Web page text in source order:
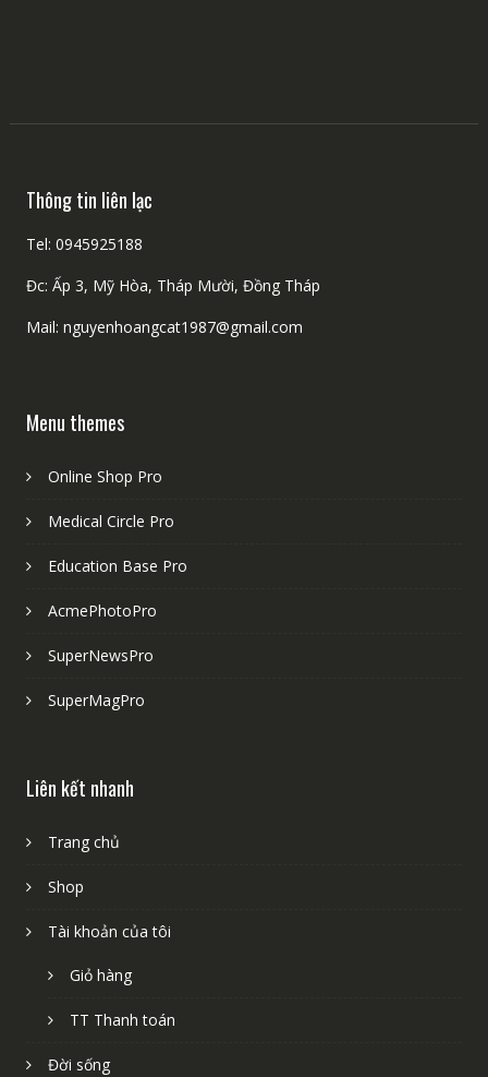
Thông tin liên lạc
Tel: 0945925188
Đc: Ấp 3, Mỹ Hòa, Tháp Mười, Đồng Tháp
Mail: nguyenhoangcat1987@gmail.com
Menu themes
Online Shop Pro
Medical Circle Pro
Education Base Pro
AcmePhotoPro
SuperNewsPro
SuperMagPro
Liên kết nhanh
Trang chủ
Shop
Tài khoản của tôi
Giỏ hàng
TT Thanh toán
Đời sống